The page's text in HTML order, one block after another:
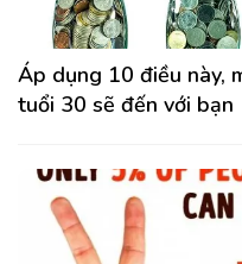
Áp dụng 10 điều này,
tuổi 30 sẽ đến với bạn